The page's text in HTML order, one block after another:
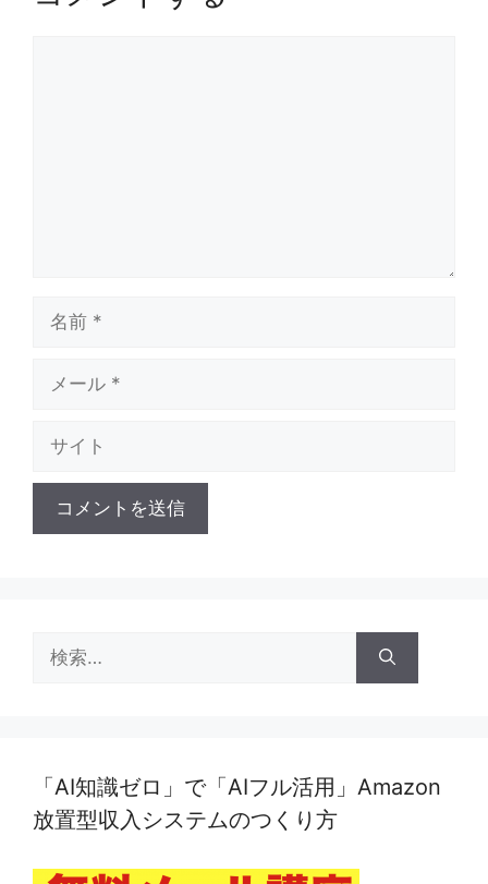
ト
索:
「AI知識ゼロ」で「AIフル活用」Amazon
放置型収入システムのつくり方